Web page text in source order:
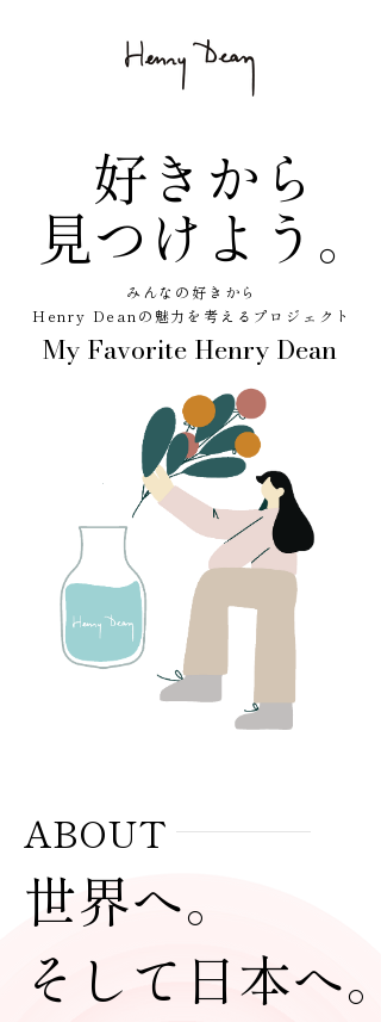
好きから
​見つけよう。
My Favorite Henry Dean
みんなの好きから
Henry Deanの魅力を考えるプロジェクト
ABOUT
世界へ。
そして日本へ。